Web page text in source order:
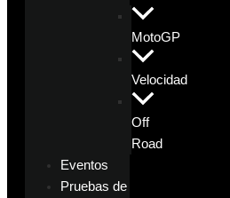
MotoGP
Velocidad
Off
Road
Eventos
Pruebas de